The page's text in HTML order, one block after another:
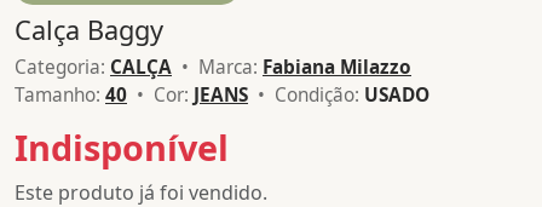
Calça Baggy
Categoria: CALÇA • Marca: Fabiana Milazzo
Tamanho: 40 • Cor: JEANS • Condição: USADO
Indisponível
Este produto já foi vendido.